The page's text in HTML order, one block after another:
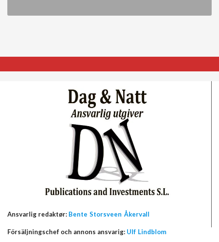
Ansvarlig redaktør: Bente Storsveen Åkervall
Försäljningschef och annons ansvarig: Ulf Lindblom